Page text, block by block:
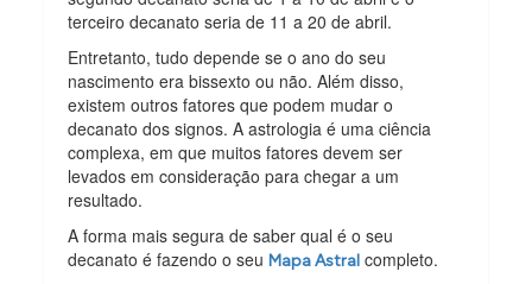
terceiro decanato seria de 11 a 20 de abril.
Entretanto, tudo depende se o ano do seu
nascimento era bissexto ou não. Além disso,
existem outros fatores que podem mudar o
decanato dos signos. A astrologia é uma ciência
complexa, em que muitos fatores devem ser
levados em consideração para chegar a um
resultado.
A forma mais segura de saber qual é o seu
decanato é fazendo o seuMapa Astral completo.